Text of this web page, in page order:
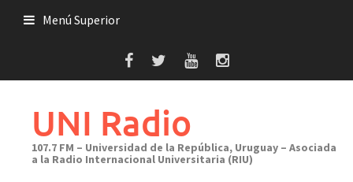
Menú Superior
UNI Radio
107.7 FM – Universidad de la República, Uruguay – Asociada
a la Radio Internacional Universitaria (RIU)